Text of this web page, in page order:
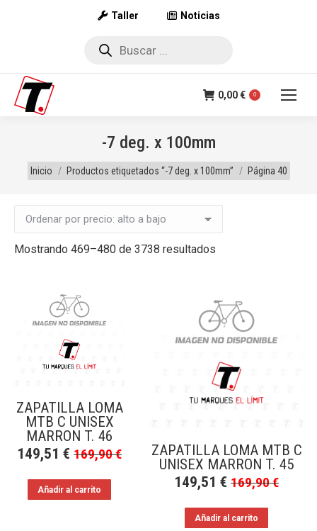
Taller Noticias
Búsqueda
0,00€ 0
-7 deg. x 100mm
Estás aquí:
Inicio Productos etiquetados “-7 deg. x 100mm” Página 40
Mostrando 469–480 de 3738 resultados
alto
a
bajo
ZAPATILLA LOMA
MTB C UNISEX
MARRON T. 46
149,51 € 169,90€
Añadir al carrito
ZAPATILLA LOMA MTB C
UNISEX MARRON T. 45
149,51 € 169,90€
Añadir al carrito